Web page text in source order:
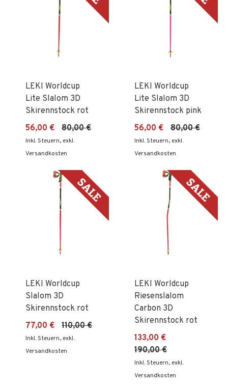
LEKI Worldcup
Lite Slalom 3D
Skirennstock rot
56,00 €
80,00 €
Inkl. Steuern, exkl.
Versandkosten
LEKI Worldcup
Lite Slalom 3D
Skirennstock pink
56,00 €
80,00 €
Inkl. Steuern, exkl.
Versandkosten
LEKI Worldcup
Slalom 3D
Skirennstock rot
77,00 €
110,00 €
Inkl. Steuern, exkl.
Versandkosten
LEKI Worldcup
Riesenslalom
Carbon 3D
Skirennstock rot
133,00 €
190,00 €
Inkl. Steuern, exkl.
Versandkosten